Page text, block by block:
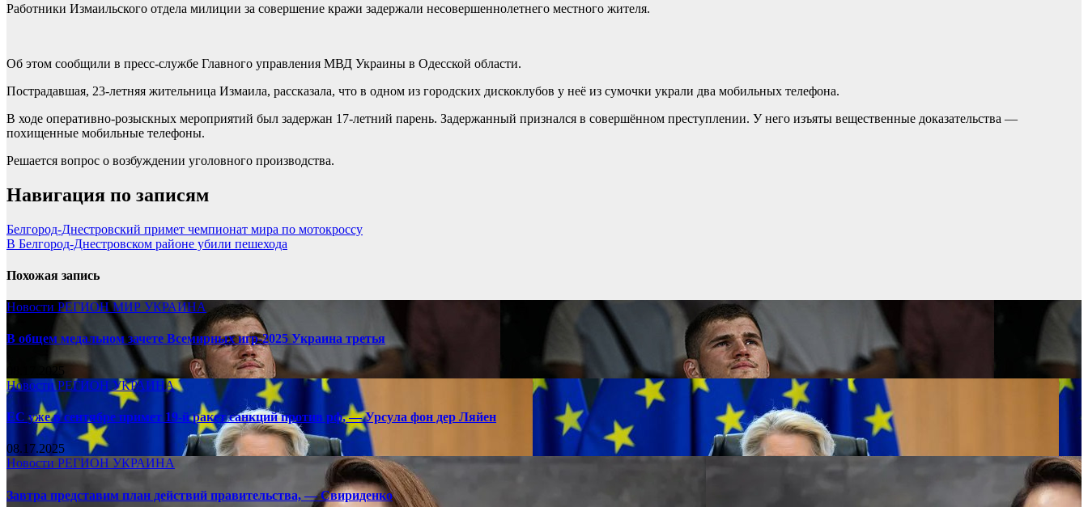
Работники Измаильского отдела милиции за совершение кражи задержали несовершеннолетнего местного жителя.
Об этом сообщили в пресс-службе Главного управления МВД Украины в Одесской области.
Пострадавшая, 23-летняя жительница Измаила, рассказала, что в одном из городских дискоклубов у неё из сумочки украли два мобильных телефона.
В ходе оперативно-розыскных мероприятий был задержан 17-летний парень. Задержанный признался в совершённом преступлении. У него изъяты вещественные доказательства —
похищенные мобильные телефоны.
Решается вопрос о возбуждении уголовного производства.
Навигация по записям
Белгород-Днестровский примет чемпионат мира по мотокроссу
В Белгород-Днестровском районе убили пешехода
Похожая запись
Новости РЕГИОНМИР УКРАИНА
В общем медальном зачете Всемирных игр-2025 Украина третья
08.17.2025
НовостиРЕГИОНУКРАИНА
ЕС уже в сентябре примет 19-й ракет санкций против рф, — Урсула фон дер Ляйен
08.17.2025
Новости РЕГИОН УКРАИНА
Завтра представим план действий правительства, — Свириденко